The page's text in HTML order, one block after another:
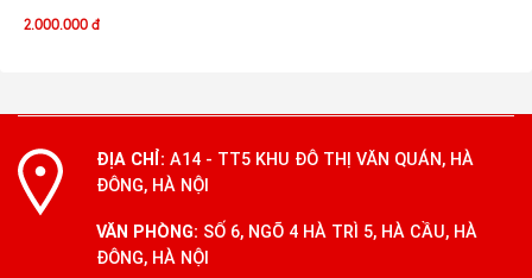
2.000.000 đ
ĐỊA CHỈ: A14 - TT5 KHU ĐÔ THỊ VĂN QUÁN, HÀ
ĐÔNG, HÀ NỘI
VĂN PHÒNG: SỐ 6, NGÕ 4 HÀ TRÌ 5, HÀ CẦU, HÀ
ĐÔNG, HÀ NỘI